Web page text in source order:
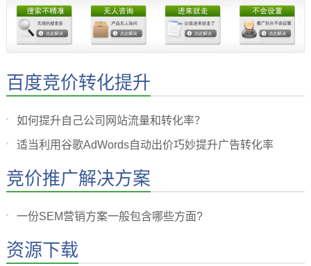
百度竞价转化提升
如何提升自己公司网站流量和转化率？
适当利用谷歌AdWords自动出价巧妙提升广告转化率
竞价推广解决方案
一份SEM营销方案一般包含哪些方面?
资源下载